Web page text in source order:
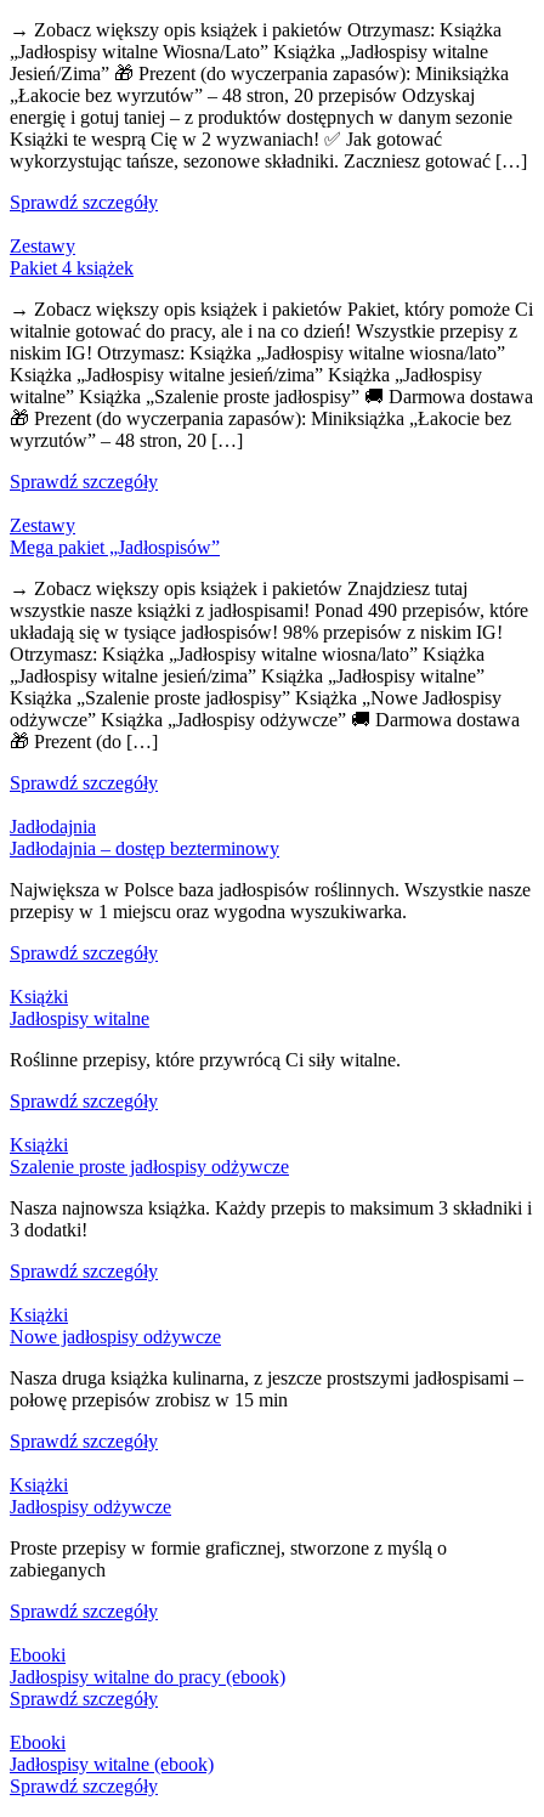
→ Zobacz większy opis książek i pakietów Otrzymasz: Książka
„Jadłospisy witalne Wiosna/Lato” Książka „Jadłospisy witalne
Jesień/Zima” 🎁 Prezent (do wyczerpania zapasów): Miniksiążka
„Łakocie bez wyrzutów” – 48 stron, 20 przepisów Odzyskaj
energię i gotuj taniej – z produktów dostępnych w danym sezonie
Książki te wesprą Cię w 2 wyzwaniach! ✅ Jak gotować
wykorzystując tańsze, sezonowe składniki. Zaczniesz gotować […]
Sprawdź szczegóły
Zestawy
Pakiet 4 książek
→ Zobacz większy opis książek i pakietów Pakiet, który pomoże Ci
witalnie gotować do pracy, ale i na co dzień! Wszystkie przepisy z
niskim IG! Otrzymasz: Książka „Jadłospisy witalne wiosna/lato”
Książka „Jadłospisy witalne jesień/zima” Książka „Jadłospisy
witalne” Książka „Szalenie proste jadłospisy” 🚚 Darmowa dostawa
🎁 Prezent (do wyczerpania zapasów): Miniksiążka „Łakocie bez
wyrzutów” – 48 stron, 20 […]
Sprawdź szczegóły
Zestawy
Mega pakiet „Jadłospisów”
→ Zobacz większy opis książek i pakietów Znajdziesz tutaj
wszystkie nasze książki z jadłospisami! Ponad 490 przepisów, które
układają się w tysiące jadłospisów! 98% przepisów z niskim IG!
Otrzymasz: Książka „Jadłospisy witalne wiosna/lato” Książka
„Jadłospisy witalne jesień/zima” Książka „Jadłospisy witalne”
Książka „Szalenie proste jadłospisy” Książka „Nowe Jadłospisy
odżywcze” Książka „Jadłospisy odżywcze” 🚚 Darmowa dostawa
🎁 Prezent (do […]
Sprawdź szczegóły
Jadłodajnia
Jadłodajnia – dostęp bezterminowy
Największa w Polsce baza jadłospisów roślinnych. Wszystkie nasze
przepisy w 1 miejscu oraz wygodna wyszukiwarka.
Sprawdź szczegóły
Książki
Jadłospisy witalne
Roślinne przepisy, które przywrócą Ci siły witalne.
Sprawdź szczegóły
Książki
Szalenie proste jadłospisy odżywcze
Nasza najnowsza książka. Każdy przepis to maksimum 3 składniki i
3 dodatki!
Sprawdź szczegóły
Książki
Nowe jadłospisy odżywcze
Nasza druga książka kulinarna, z jeszcze prostszymi jadłospisami –
połowę przepisów zrobisz w 15 min
Sprawdź szczegóły
Książki
Jadłospisy odżywcze
Proste przepisy w formie graficznej, stworzone z myślą o
zabieganych
Sprawdź szczegóły
Ebooki
Jadłospisy witalne do pracy (ebook)
Sprawdź szczegóły
Ebooki
Jadłospisy witalne (ebook)
Sprawdź szczegóły